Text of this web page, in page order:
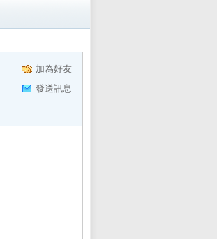
加為好友
發送訊息